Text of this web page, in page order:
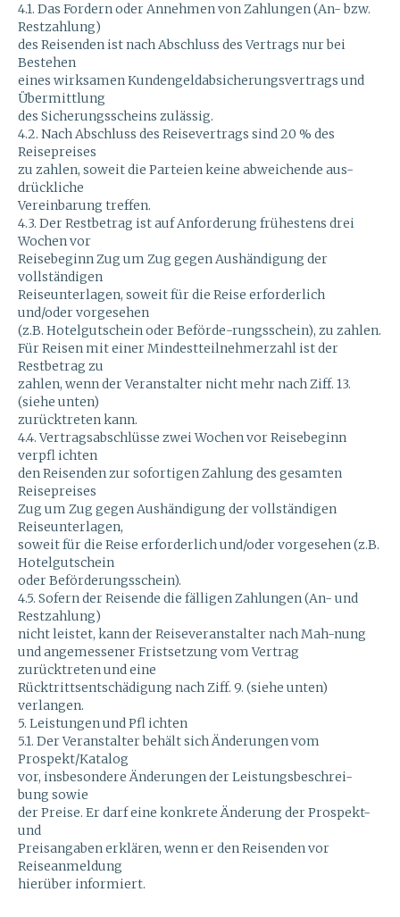
4.1. Das Fordern oder Annehmen von Zahlungen (An- bzw.
Restzahlung)
des Reisenden ist nach Abschluss des Vertrags nur bei
Bestehen
eines wirksamen Kundengeldabsicherungsvertrags und
Übermittlung
des Sicherungsscheins zulässig.
4.2. Nach Abschluss des Reisevertrags sind 20 % des
Reisepreises
zu zahlen, soweit die Parteien keine abweichende aus-
drückliche
Vereinbarung treffen.
4.3. Der Restbetrag ist auf Anforderung frühestens drei
Wochen vor
Reisebeginn Zug um Zug gegen Aushändigung der
vollständigen
Reiseunterlagen, soweit für die Reise erforderlich
und/oder vorgesehen
(z.B. Hotelgutschein oder Beförde-rungsschein), zu zahlen.
Für Reisen mit einer Mindestteilnehmerzahl ist der
Restbetrag zu
zahlen, wenn der Veranstalter nicht mehr nach Ziff. 13.
(siehe unten)
zurücktreten kann.
4.4. Vertragsabschlüsse zwei Wochen vor Reisebeginn
verpfl ichten
den Reisenden zur sofortigen Zahlung des gesamten
Reisepreises
Zug um Zug gegen Aushändigung der vollständigen
Reiseunterlagen,
soweit für die Reise erforderlich und/oder vorgesehen (z.B.
Hotelgutschein
oder Beförderungsschein).
4.5. Sofern der Reisende die fälligen Zahlungen (An- und
Restzahlung)
nicht leistet, kann der Reiseveranstalter nach Mah-nung
und angemessener Fristsetzung vom Vertrag
zurücktreten und eine
Rücktrittsentschädigung nach Ziff. 9. (siehe unten)
verlangen.
5. Leistungen und Pfl ichten
5.1. Der Veranstalter behält sich Änderungen vom
Prospekt/Katalog
vor, insbesondere Änderungen der Leistungsbeschrei-
bung sowie
der Preise. Er darf eine konkrete Änderung der Prospekt-
und
Preisangaben erklären, wenn er den Reisenden vor
Reiseanmeldung
hierüber informiert.